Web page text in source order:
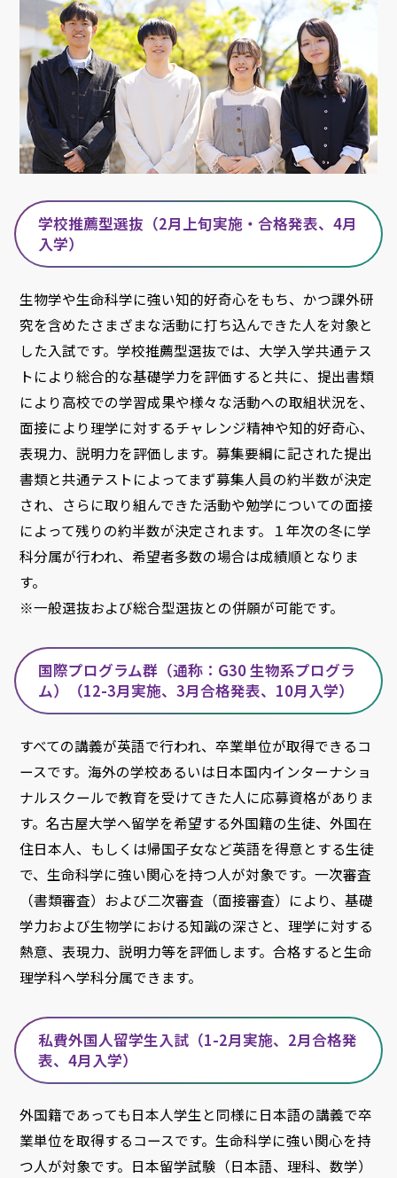
学校推薦型選抜（2月上旬実施・合格発表、4月
入学）
生物学や生命科学に強い知的好奇心をもち、かつ課外研
究を含めたさまざまな活動に打ち込んできた人を対象と
した入試です。学校推薦型選抜では、大学入学共通テス
トにより総合的な基礎学力を評価すると共に、提出書類
により高校での学習成果や様々な活動への取組状況を、
面接により理学に対するチャレンジ精神や知的好奇心、
表現力、説明力を評価します。募集要綱に記された提出
書類と共通テストによってまず募集人員の約半数が決定
され、さらに取り組んできた活動や勉学についての面接
によって残りの約半数が決定されます。１年次の冬に学
科分属が行われ、希望者多数の場合は成績順となりま
す。
※一般選抜および総合型選抜との併願が可能です。
国際プログラム群（通称：G30 生物系プログラ
ム）（12-3月実施、3月合格発表、10月入学）
すべての講義が英語で行われ、卒業単位が取得できるコ
ースです。海外の学校あるいは日本国内インターナショ
ナルスクールで教育を受けてきた人に応募資格がありま
す。名古屋大学へ留学を希望する外国籍の生徒、外国在
住日本人、もしくは帰国子女など英語を得意とする生徒
で、生命科学に強い関心を持つ人が対象です。一次審査
（書類審査）および二次審査（面接審査）により、基礎
学力および生物学における知識の深さと、理学に対する
熱意、表現力、説明力等を評価します。合格すると生命
理学科へ学科分属できます。
私費外国人留学生入試（1-2月実施、2月合格発
表、4月入学）
外国籍であっても日本人学生と同様に日本語の講義で卒
業単位を取得するコースです。生命科学に強い関心を持
つ人が対象です。日本留学試験（日本語、理科、数学）